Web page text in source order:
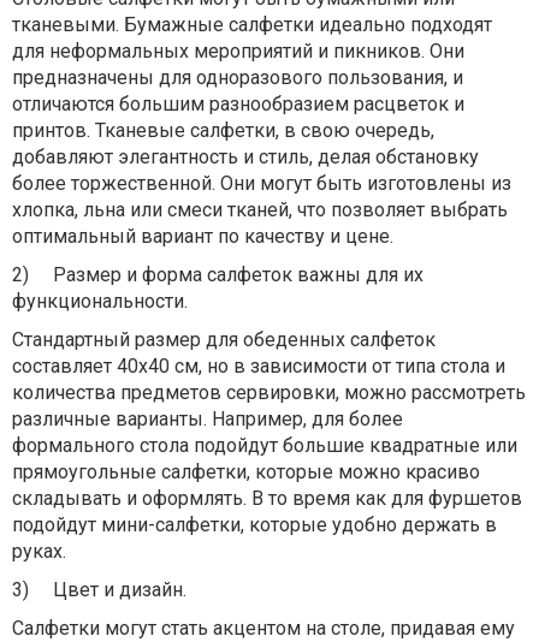
тканевыми. Бумажные салфетки идеально подходят
для неформальных мероприятий и пикников. Они
предназначены для одноразового пользования, и
отличаются большим разнообразием расцветок и
принтов. Тканевые салфетки, в свою очередь,
добавляют элегантность и стиль, делая обстановку
более торжественной. Они могут быть изготовлены из
хлопка, льна или смеси тканей, что позволяет выбрать
оптимальный вариант по качеству и цене.
2)
Размер и форма салфеток важны для их
функциональности.
Стандартный размер для обеденных салфеток
составляет 40x40 см, но в зависимости от типа стола и
количества предметов сервировки, можно рассмотреть
различные варианты. Например, для более
формального стола подойдут большие квадратные или
прямоугольные салфетки, которые можно красиво
складывать и оформлять. В то время как для фуршетов
подойдут мини-салфетки, которые удобно держать в
руках.
3)
Цвет и дизайн.
Салфетки могут стать акцентом на столе, придавая ему